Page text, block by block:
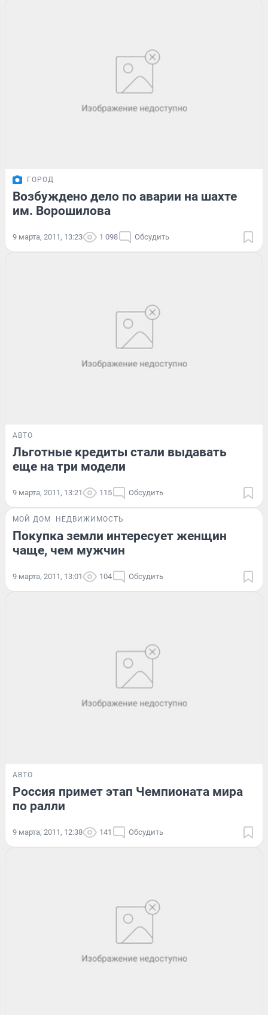
ГОРОД
Возбуждено дело по аварии на шахте
им. Ворошилова
9 марта, 2011, 13:23 1 098 Обсудить
АВТО
Льготные кредиты стали выдавать
еще на три модели
9 марта, 2011, 13:21 115 Обсудить
МОЙ ДОМ НЕДВИЖИМОСТЬ
Покупка земли интересует женщин
чаще, чем мужчин
9 марта, 2011, 13:01 104 Обсудить
АВТО
Россия примет этап Чемпионата мира
по ралли
9 марта, 2011, 12:38 141 Обсудить